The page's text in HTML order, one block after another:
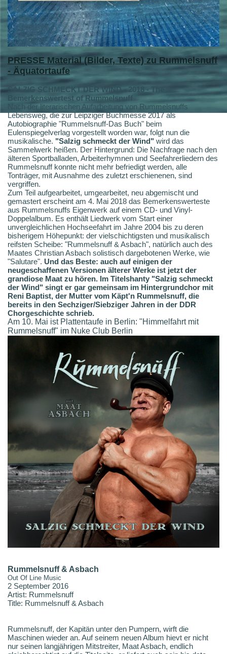
PRESSE Material (Bilder, Texte) zu Rummelsnuff
- Äquatortaufe
SALZIG SCHMECKT DER WIND - 2018 - The
Bemerkenswertest of Rummelsnuff
Nach der literarischen Aufarbeitung von Rummelsnuffs
Lebensweg, die zur Leipziger Buchmesse 2017 als
Autobiographie "Rummelsnuff-Das Buch" beim
Eulenspiegelverlag vorgestellt worden war, folgt nun die
musikalische. "Salzig schmeckt der Wind" wird das
Sammelwerk heißen. Der Hintergrund: Die Nachfrage nach den
älteren Sportballaden, Arbeiterhymnen und Seefahrerliedern des
Rummelsnuff konnte nicht mehr befriedigt werden, alle
Tonträger, mit Ausnahme des zuletzt erschienenen, sind
vergriffen.
Zum Teil aufgearbeitet, umgearbeitet, neu abgemischt und
gemastert erscheint am 4. Mai 2018 das Bemerkenswerteste
aus Rummelsnuffs Eigenwerk auf einem CD- und Vinyl-
Doppelalbum. Es enthält Liedwerk vom Start einer
unvergleichlichen Hochseefahrt im Jahre 2004 bis zu deren
bisherigem Höhepunkt: der vielschichtigsten und musikalisch
reifsten Scheibe: "Rummelsnuff & Asbach", natürlich auch des
Maates Christian Asbach solistisch dargebotenen Werke, wie
"Salutare". Und das Beste: auch auf einigen der
neugeschaffenen Versionen älterer Werke ist jetzt der
grandiose Maat zu hören. Im Titelshanty "Salzig schmeckt
der Wind" singt er gar gemeinsam im Hintergrundchor mit
Reni Baptist, der Mutter vom Käpt'n Rummelsnuff, die
bereits in den Sechziger/Siebziger Jahren in der DDR
Chorgeschichte schrieb.
Am 10. Mai ist Plattentaufe in Berlin: "Himmelfahrt mit
Rummelsnuff" im Nuke Club Berlin
Rummelsnuff & Asbach
Out Of Line Music
2 September 2016
Artist: Rummelsnuff
Title: Rummelsnuff & Asbach
Rummelsnuff, der Kapitän unter den Pumpern, wirft die
Maschinen wieder an. Auf seinem neuen Album hievt er nicht
nur seinen langjährigen Mitstreiter, Maat Asbach, endlich